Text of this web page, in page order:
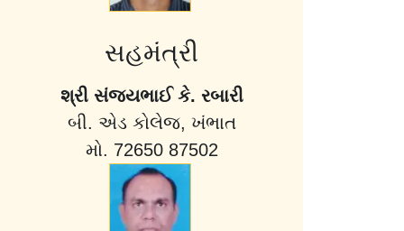
સહમંત્રી
શ્રી સંજયભાઈ કે. રબારી
બી. એડ કોલેજ, ખંભાત
મો. 72650 87502